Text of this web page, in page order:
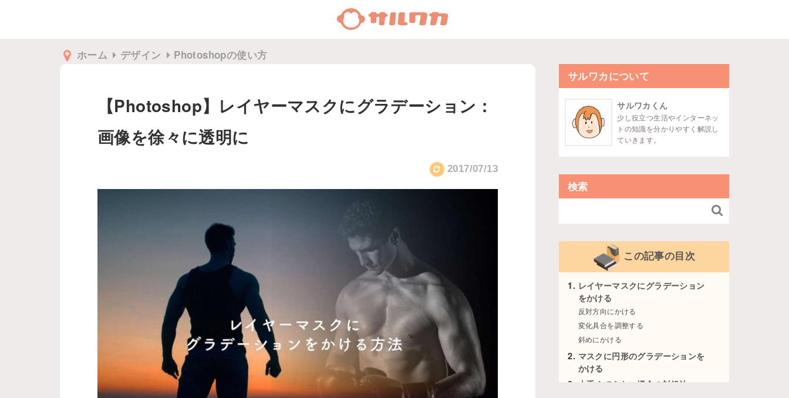
ホーム デザイン Photoshopの使い方
【Photoshop】レイヤーマスクにグラデーション：
画像を徐々に透明に
2017/07/13
サルワカについて
サルワカくん
少し役立つ生活やインターネッ
トの知識を分かりやすく解説し
ていきます。
検索

この記事の目次
レイヤーマスクにグラデーション
をかける
反対方向にかける
変化具合を調整する
斜めにかける
マスクに円形のグラデーションを
かける
上手くできない場合の対処法